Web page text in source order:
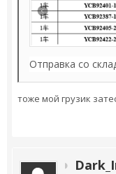
Отправка со
тоже мой грузик